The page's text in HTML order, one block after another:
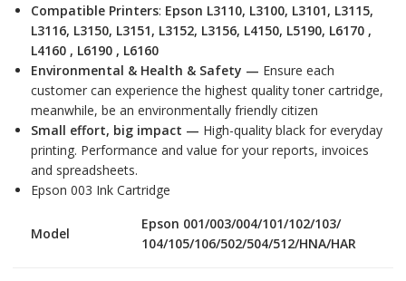
Compatible Printers: Epson L3110, L3100, L3101, L3115,
L3116, L3150, L3151, L3152, L3156, L4150, L5190, L6170 ,
L4160 , L6190 , L6160
Environmental & Health & Safety — Ensure each
customer can experience the highest quality toner cartridge,
meanwhile, be an environmentally friendly citizen
Small effort, big impact — High-quality black for everyday
printing. Performance and value for your reports, invoices
and spreadsheets.
Epson 003 Ink Cartridge
Model
Epson 001/003/004/101/102/103/
104/105/106/502/504/512/HNA/HAR